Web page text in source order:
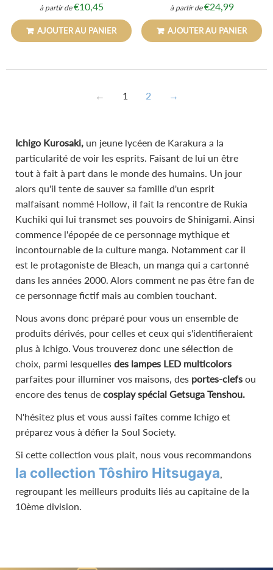
à partir dePrix
régulier
€10,45€10,45
AJOUTER AU PANIER
à partir dePrix
régulier
€24,99€24,99
AJOUTER AU PANIER
← 1 2 →
Ichigo Kurosaki, un jeune lycéen de Karakura a la
particularité de voir les esprits. Faisant de lui un être
tout à fait à part dans le monde des humains. Un jour
alors qu'il tente de sauver sa famille d'un esprit
malfaisant nommé Hollow, il fait la rencontre de Rukia
Kuchiki qui lui transmet ses pouvoirs de Shinigami. Ainsi
commence l'épopée de ce personnage mythique et
incontournable de la culture manga. Notamment car il
est le protagoniste de Bleach, un manga qui a cartonné
dans les années 2000. Alors comment ne pas être fan de
ce personnage fictif mais au combien touchant.
Nous avons donc préparé pour vous un ensemble de
produits dérivés, pour celles et ceux qui s'identifieraient
plus à Ichigo. Vous trouverez donc une sélection de
choix, parmi lesquelles des lampes LED multicolors
parfaites pour illuminer vos maisons, des portes-clefs ou
encore des tenus de cosplay spécial Getsuga Tenshou.
N'hésitez plus et vous aussi faîtes comme Ichigo et
préparez vous à défier la Soul Society.
Si cette collection vous plait, nous vous recommandons
la collection Tôshiro Hitsugaya,
regroupant les meilleurs produits liés au capitaine de la
10ème division.